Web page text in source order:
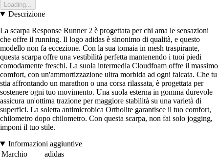
Loading...
Descrizione
La scarpa Response Runner 2 è progettata per chi ama le sensazioni
che offre il running. Il logo adidas è sinonimo di qualità, e questo
modello non fa eccezione. Con la sua tomaia in mesh traspirante,
questa scarpa offre una vestibilità perfetta mantenendo i tuoi piedi
comodamente freschi. La suola intermedia Cloudfoam offre il massimo
comfort, con un'ammortizzazione ultra morbida ad ogni falcata. Che tu
stia affrontando un marathon o una corsa rilassata, è progettata per
sostenere ogni tuo movimento. Una suola esterna in gomma durevole
assicura un'ottima trazione per maggiore stabilità su una varietà di
superfici. La soletta antimicrobica Ortholite garantisce il tuo comfort,
chilometro dopo chilometro. Con questa scarpa, non fai solo jogging,
imponi il tuo stile.
Informazioni aggiuntive
Marchio
adidas